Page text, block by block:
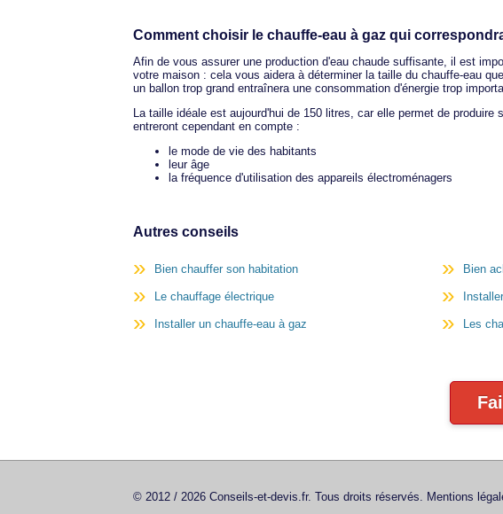
Comment choisir le chauffe-eau à gaz qui
Afin de vous assurer une production d'eau chaude suffisante, il est
votre maison : cela vous aidera à déterminer la taille du chauffe-eau
un ballon trop grand entraînera une consommation d'énergie trop
La taille idéale est aujourd'hui de 150 litres, car elle permet de
entreront cependant en compte :
le mode de vie des habitants
leur âge
la fréquence d'utilisation des appareils électroménagers
Autres conseils
Bien chauffer son habitation Bien
Le chauffage électrique
Installer un chauffe-eau à gaz Les
© 2012 / 2026 Conseils-et-devis.fr. Tous droits réservés. Mentions